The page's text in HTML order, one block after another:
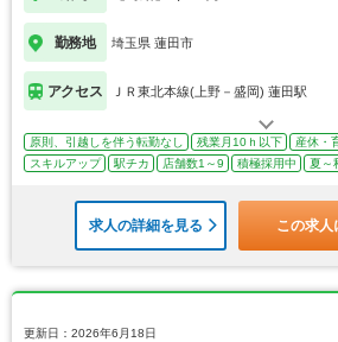
勤務地 埼玉県 蓮田市
アクセス ＪＲ東北本線(上野－盛岡) 蓮田駅
原則、引越しを伴う転勤なし 残業月10ｈ以下
産休・
スキルアップ
駅チカ 店舗数1～9 積極採用中 夏～
求人の詳細を見る この求人
更新日：2026年6月18日